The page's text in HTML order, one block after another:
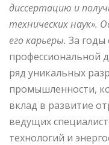
диссертацию и
технических наук».
его карьеры. За годы
профессиональной
ряд уникальных
промышленности,
вклад в развитие
ведущих
технологий и